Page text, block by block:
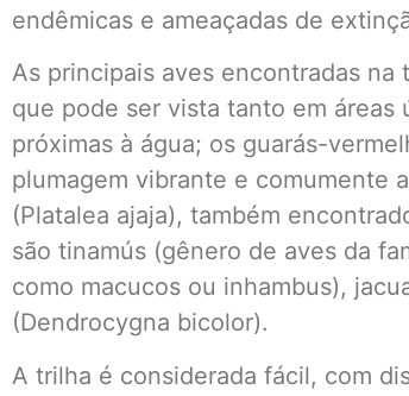
endêmicas e ameaçadas de
As principais aves encontradas na
que pode ser vista tanto em áreas
próximas à água; os guarás-
plumagem vibrante e comumente
(Platalea ajaja), também
são tinamús (gênero de aves da
como macucos ou inhambus),
(Dendrocygna bicolor).
A trilha é considerada fácil, com